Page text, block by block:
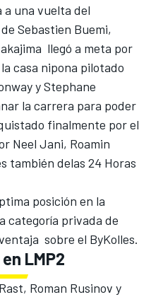
una vuelta del
Sebastien Buemi,
llegó a meta por
casa nipona pilotado
y Stephane
la carrera para poder
finalmente por el
Neel Jani, Roamin
también delas 24 Horas
posición en la
categoría privada de
sobre el ByKolles.
LMP2
Roman Rusinov y